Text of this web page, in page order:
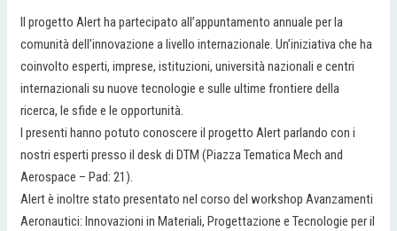
Il progetto Alert ha partecipato all’appuntamento annuale per la
comunità dell’innovazione a livello internazionale. Un’iniziativa che ha
coinvolto esperti, imprese, istituzioni, università nazionali e centri
internazionali su nuove tecnologie e sulle ultime frontiere della
ricerca, le sfide e le opportunità.
I presenti hanno potuto conoscere il progetto Alert parlando con i
nostri esperti presso il desk di DTM (Piazza Tematica Mech and
Aerospace – Pad: 21).
Alert è inoltre stato presentato nel corso del workshop Avanzamenti
Aeronautici: Innovazioni in Materiali, Progettazione e Tecnologie per il